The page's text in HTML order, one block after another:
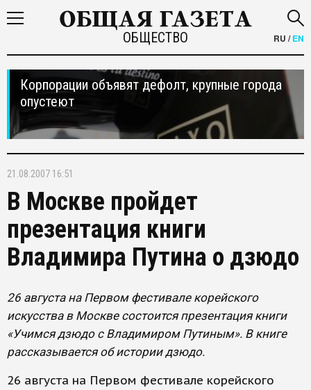
ОБЩЕСТВО RU /EN
Корпорации объявят дефолт, крупные города
опустеют
21.08.2007 16:51
В Москве пройдет
презентация книги
Владимира Путина о дзюдо
26 августа на Первом фестивале корейского
искусства в Москве состоится презентация книги
«Учимся дзюдо с Владимиром Путиным». В книге
рассказывается об истории дзюдо.
26 августа на Первом фестивале корейского